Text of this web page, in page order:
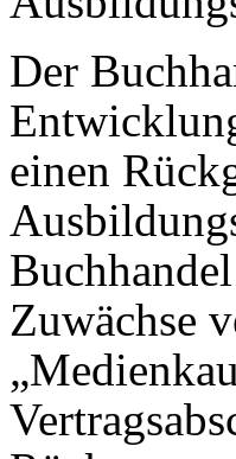
Der
einen
Zuwächse